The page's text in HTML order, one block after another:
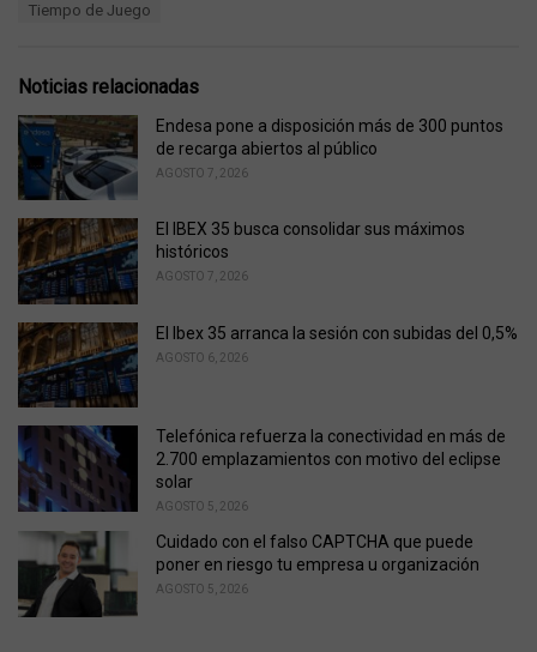
e
:
Tiempo de Juego
Noticias relacionadas
Endesa pone a disposición más de 300 puntos
de recarga abiertos al público
AGOSTO 7, 2026
El IBEX 35 busca consolidar sus máximos
históricos
AGOSTO 7, 2026
El Ibex 35 arranca la sesión con subidas del 0,5%
AGOSTO 6, 2026
Telefónica refuerza la conectividad en más de
2.700 emplazamientos con motivo del eclipse
solar
AGOSTO 5, 2026
Cuidado con el falso CAPTCHA que puede
poner en riesgo tu empresa u organización
AGOSTO 5, 2026